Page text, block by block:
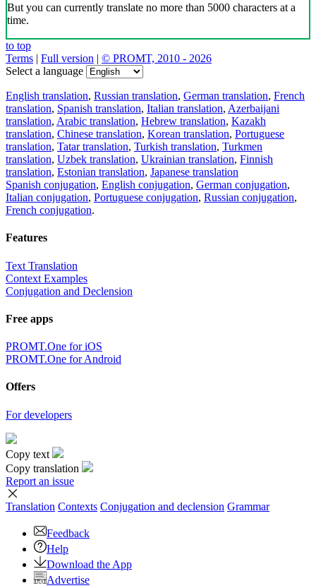
But you can currently translate no more than 5000 characters at a
time.
to top
Terms | Full version | © PROMT, 2010 - 2026
Select a language
English translation, Russian translation, German translation, French
translation, Spanish translation, Italian translation, Azerbaijani
translation, Arabic translation, Hebrew translation, Kazakh
translation, Chinese translation, Korean translation, Portuguese
translation, Tatar translation, Turkish translation, Turkmen
translation, Uzbek translation, Ukrainian translation, Finnish
translation, Estonian translation, Japanese translation
Spanish conjugation, English conjugation, German conjugation,
Italian conjugation, Portuguese conjugation, Russian conjugation,
French conjugation.
Features
Text Translation
Context Examples
Conjugation and Declension
Free apps
PROMT.One for iOS
PROMT.One for Android
Offers
For developers
Copy text
Copy translation
Report an issue
Translation Contexts Conjugation and declension Grammar
Feedback
Help
Download the App
Advertise